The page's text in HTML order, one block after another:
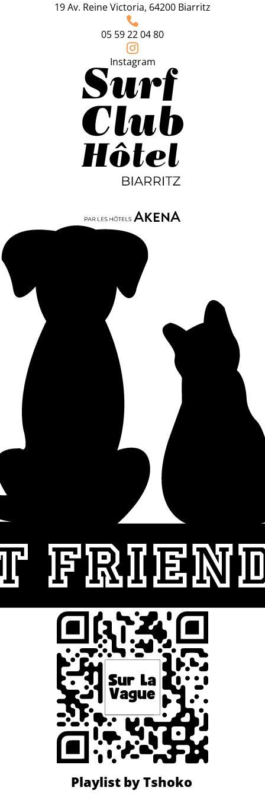
19 Av. Reine Victoria, 64200 Biarritz
05 59 22 04 80
Instagram